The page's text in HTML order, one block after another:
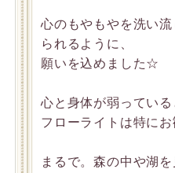
心のもやもやを洗い
られるように、
願いを込めました☆
心と身体が弱っている
フローライトは特にお
まるで。森の中や湖